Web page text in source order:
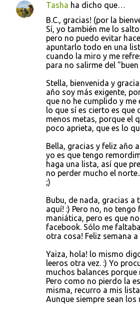
Tasha ha dicho que…
B.C., gracias! (por la
Sí, yo también me lo
pero no puedo evitar
apuntarlo todo en una
cuando la miro y me
para no salirme del
Stella, bienvenida y
año soy más exigente,
que no he cumplido y me
lo que sí es cierto es que
menos metas, porque el
poco aprieta, que es lo
Bella, gracias y feliz año
yo es que tengo
haga una lista, así que
no perder mucho el
;)
Bubu, de nada, gracias a
aquí! :) Pero no, no tengo
maniática, pero es que
facebook. Sólo me
otra cosa! Feliz semana
Yaiza, hola! lo mismo
leeros otra vez. :) Yo
muchos balances porque
Pero como no pierdo la
misma, recurro a mis
Aunque siempre sean los